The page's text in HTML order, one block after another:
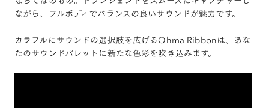
ながら、フルボディでバランスの良いサウンドが魅力です。
カラフルにサウンドの選択肢を広げるOhma Ribbonは、あな
たのサウンドパレットに新たな色彩を吹き込みます。